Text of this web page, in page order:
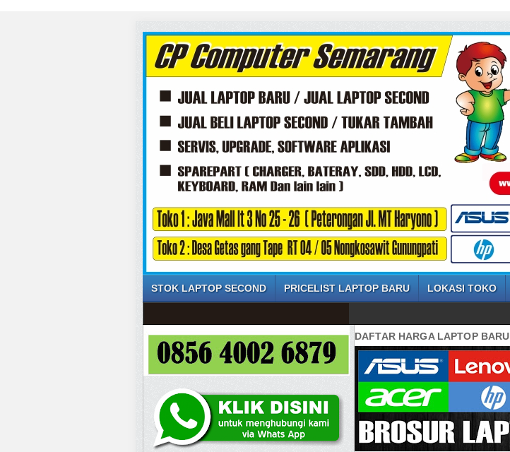
STOK LAPTOP SECOND PRICELIST LAPTOP BARU LOKASI TOKO
DAFTAR HARGA LAPTOP BARU